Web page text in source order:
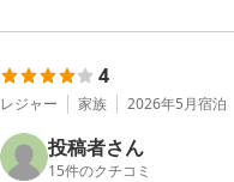
4
レジャー 家族 2026年5月宿泊
投稿者さん
15件のクチコミ